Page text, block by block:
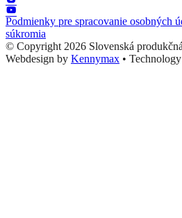
Podmienky pre spracovanie osobných
súkromia
© Copyright 2026 Slovenská
Webdesign by Kennymax •